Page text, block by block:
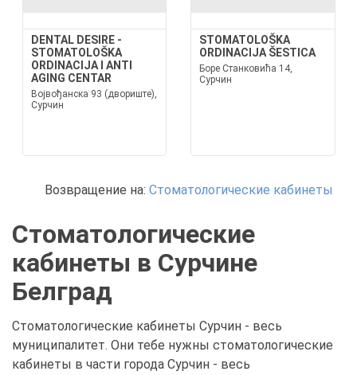
DENTAL DESIRE -
STOMATOLOŠKA
ORDINACIJA I ANTI
AGING CENTAR
Војвођанска 93 (двориште),
Сурчин
STOMATOLOŠKA
ORDINACIJA ŠESTICA
Боре Станковића 14,
Сурчин
Возвращение на: Стоматологические кабинеты
Стоматологические
кабинеты в Сурчине
Белград
Стоматологические кабинеты Сурчин - весь
муниципалитет. Они тебе нужны стоматологические
кабинеты в части города Сурчин - весь